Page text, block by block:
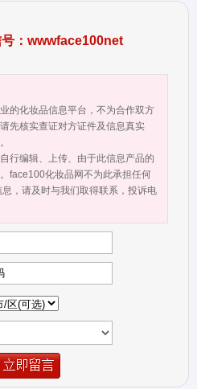
动电子商务及工程项目于一体，并
下属公司有广州安哥生物科技有限
女人、未来肤四大品牌），安哥国
康美丽产业“幸福指数最高”的优秀
现人类健康和美丽而终身奋斗 企业
想 承担社会责任 企业责任：遵循法
哥理念：肝胆相照 荣辱与共 安哥
理：各负其责 各司其职 安哥人才：
诚沟通 创造价值 安哥国际 品行天下
；德行合一，才能成就大业。
安全高效的品牌产品、超前落地
体系、拥抱互联网的系统平台是安
紧急招募美业合伙人，仅需短期出
光，是美业精英就过来发钱！如果
国际一定让你逆风飞扬……我们强调
在，锁定目标，回安哥咱们一起出
：wwwface100net
的化妆品信息平台，不为合作双方
先核实查证对方证件及信息真实
行编辑、上传、由于此信息产品的
face100化妆品网不为此承担任何
，请及时与我们取得联系，投诉电